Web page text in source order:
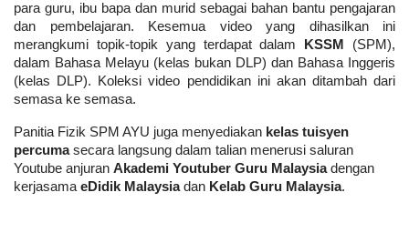
para guru, ibu bapa dan murid sebagai bahan bantu pengajaran
dan pembelajaran. Kesemua video yang dihasilkan ini
merangkumi topik-topik yang terdapat dalam
KSSM
(SPM),
dalam Bahasa Melayu (kelas bukan DLP) dan Bahasa Inggeris
(kelas DLP). Koleksi video pendidikan ini akan ditambah dari
semasa ke semasa.
Panitia Fizik SPM AYU juga menyediakan kelas tuisyen
percuma secara langsung dalam talian menerusi saluran
Youtube anjuran Akademi Youtuber Guru Malaysia dengan
kerjasama eDidik Malaysia dan Kelab Guru Malaysia.